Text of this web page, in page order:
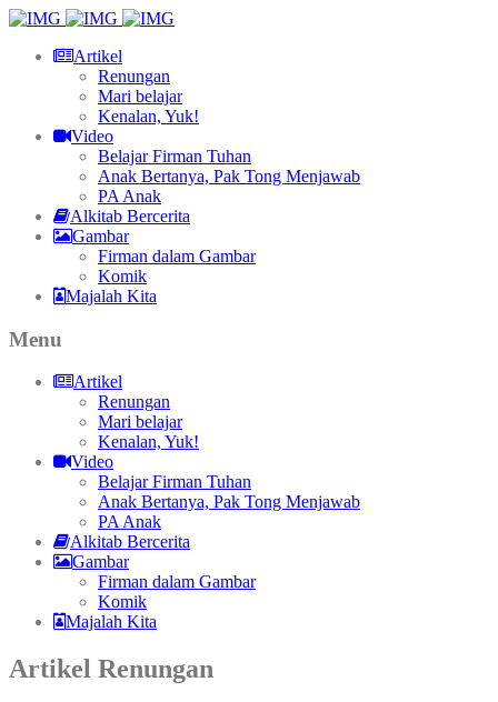
Artikel
Renungan
Mari belajar
Kenalan, Yuk!
Video
Belajar Firman Tuhan
Anak Bertanya, Pak Tong Menjawab
PA Anak
Alkitab Bercerita
Gambar
Firman dalam Gambar
Komik
Majalah Kita
Menu
Artikel
Renungan
Mari belajar
Kenalan, Yuk!
Video
Belajar Firman Tuhan
Anak Bertanya, Pak Tong Menjawab
PA Anak
Alkitab Bercerita
Gambar
Firman dalam Gambar
Komik
Majalah Kita
Artikel Renungan